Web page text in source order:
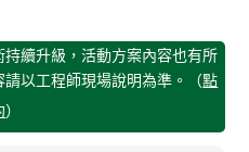
續升級，活動方案內容也有所
以工程師現場說明為準。（點
）